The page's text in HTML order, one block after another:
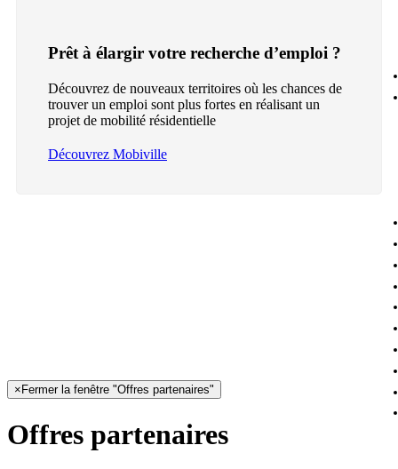
Prêt à élargir votre recherche d’emploi ?
Découvrez de nouveaux territoires où les chances de
trouver un emploi sont plus fortes en réalisant un
projet de mobilité résidentielle
Découvrez Mobiville
× Fermer la fenêtre "Offres partenaires"
Offres partenaires